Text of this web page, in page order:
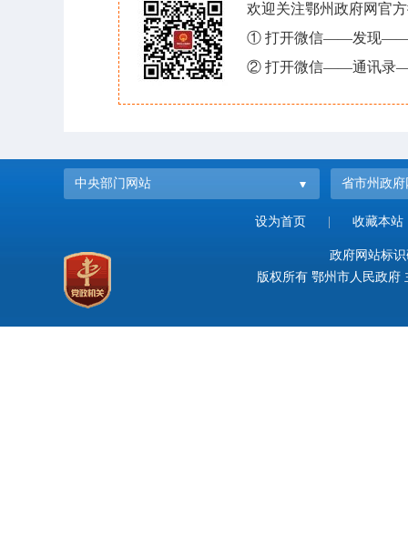
欢迎关注鄂州政府网官
① 打开微信——发现——
② 打开微信——通讯录
中央部门网站 省市州政府
设为首页 收藏本站
政府网站标
版权所有 鄂州市人民政府